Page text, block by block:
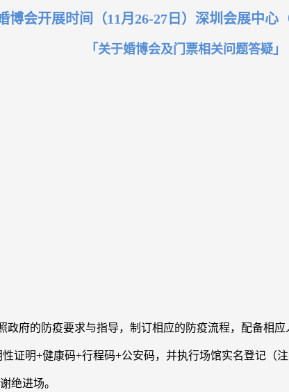
「关于婚博会及门票相关问题答疑」
府的防疫要求与指导，制订相应的防疫流程，配备相
证明+健康码+行程码+公安码，并执行场馆实名登记（
绝进场。